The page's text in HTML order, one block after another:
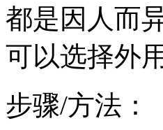
都是因人而
可以选择外
步骤/方法：